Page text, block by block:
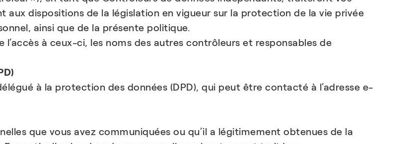
dispositions de la législation en vigueur sur la protection de la vie privée
ainsi que de la présente politique.
l’accès à ceux-ci, les noms des autres contrôleurs et responsables de
à la protection des données (DPD), qui peut être contacté à l’adresse e-
que vous avez communiquées ou qu’il a légitimement obtenues de la